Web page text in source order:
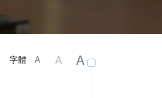
字體 A A A